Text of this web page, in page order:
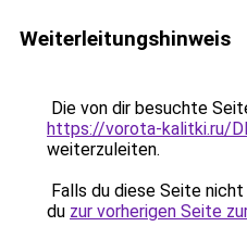
Weiterleitungshinweis
Die von dir besuchte
https://vorota-kalitki.ru/
weiterzuleiten.
Falls du diese Seite
du zur vorherigen Seite